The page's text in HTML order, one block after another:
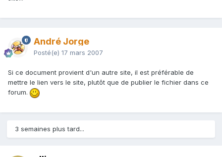
André Jorge
Posté(e) 17 mars 2007
Si ce document provient d'un autre site, il est préférable de
mettre le lien vers le site, plutôt que de publier le fichier dans ce
forum.
3 semaines plus tard...